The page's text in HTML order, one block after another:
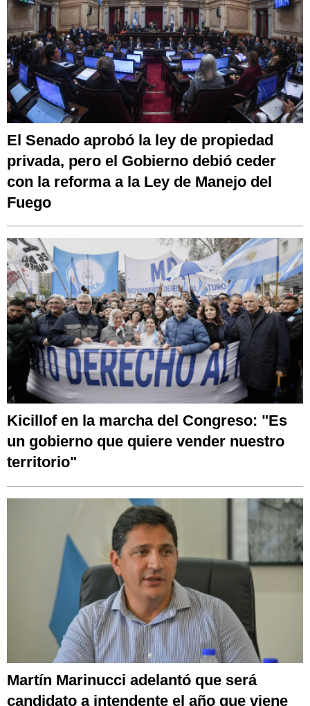
El Senado aprobó la ley de propiedad
privada, pero el Gobierno debió ceder
con la reforma a la Ley de Manejo del
Fuego
Kicillof en la marcha del Congreso: "Es
un gobierno que quiere vender nuestro
territorio"
Martín Marinucci adelantó que será
candidato a intendente el año que viene